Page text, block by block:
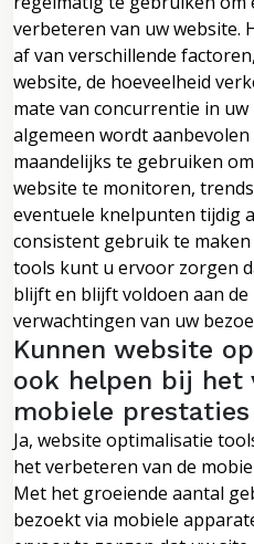
verbeteren van uw website.
af van verschillende
website, de hoeveelheid
mate van concurrentie in
algemeen wordt
maandelijks te gebruiken
website te monitoren,
eventuele knelpunten tijdig
consistent gebruik te
tools kunt u ervoor zorgen
blijft en blijft voldoen aan
verwachtingen van uw
Kunnen website
ook helpen bij het
mobiele
Ja, website optimalisatie
het verbeteren van de
Met het groeiende aantal
bezoekt via mobiele